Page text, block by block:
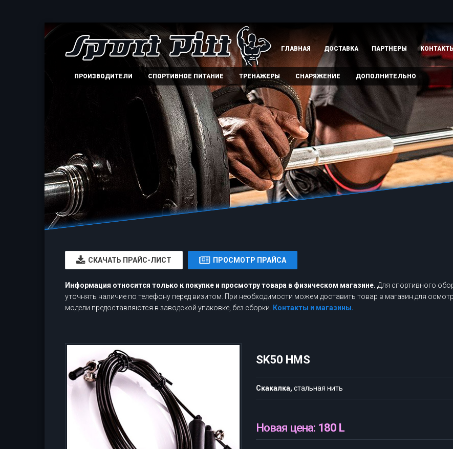
ГЛАВНАЯ ДОСТАВКА ПАРТНЕРЫ
ПРОИЗВОДИТЕЛИ СПОРТИВНОЕ ПИТАНИЕ ТРЕНАЖЕРЫ СНАРЯЖЕНИЕ ДОПОЛНИТЕЛЬНО
CКАЧАТЬ ПРАЙС-ЛИСТ ПРОСМОТР ПРАЙСА
Информация относится только к покупке и просмотру товара в физическом магазине. Для спортивного
уточнять наличие по телефону перед визитом. При необходимости можем доставить товар в магазин для
модели предоставляются в заводской упаковке, без сборки.
Контакты и магазины.
SK50 HMS
Скакалка, стальная нить
Новая цена: 180 L